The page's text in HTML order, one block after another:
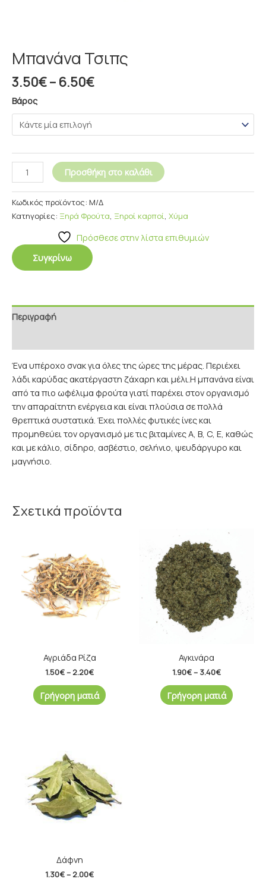
Μπανάνα Τσιπς
3.50€– 6.50€
Βάρος
Προσθήκη στο καλάθι
Κωδικός προϊόντος: Μ/Δ
Κατηγορίες: Ξηρά Φρούτα, Ξηροί καρποί, Χύμα
Πρόσθεσε στην λίστα επιθυμιών
Συγκρίνω
Περιγραφή
Ένα υπέροχο σνακ για όλες της ώρες της μέρας. Περιέχει
λάδι καρύδας ακατέργαστη ζάχαρη και μέλι.Η μπανάνα είναι
από τα πιο ωφέλιμα φρούτα γιατί παρέχει στον οργανισμό
την απαραίτητη ενέργεια και είναι πλούσια σε πολλά
θρεπτικά συστατικά. Έχει πολλές φυτικές ίνες και
προμηθεύει τον οργανισμό με τις βιταμίνες Α, Β, C, Ε, καθώς
και με κάλιο, σίδηρο, ασβέστιο, σελήνιο, ψευδάργυρο και
μαγνήσιο.
Σχετικά προϊόντα
Αγριάδα Ρίζα
1.50€– 2.20€
through
2.20€
Γρήγορη ματιά
Αγκινάρα
1.90€– 3.40€
Price
1.90€
through
3.40€
Γρήγορη ματιά
Δάφνη
1.30€– 2.00€
through
2.00€